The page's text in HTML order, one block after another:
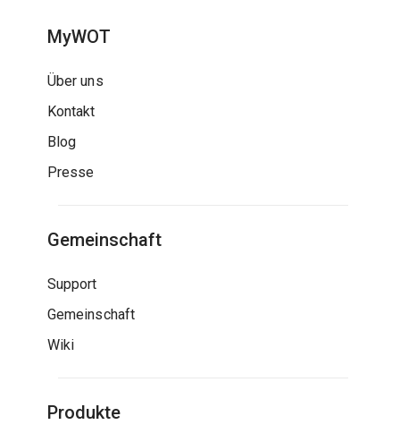
MyWOT
Über uns
Kontakt
Blog
Presse
Gemeinschaft
Support
Gemeinschaft
Wiki
Produkte